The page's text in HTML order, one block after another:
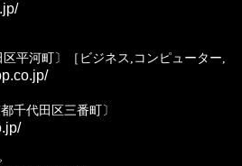
区平河町〕［ビジネス,コンピューター,
都千代田区三番町〕